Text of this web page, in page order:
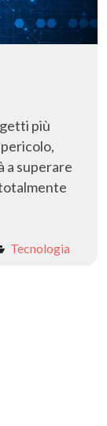
più
a superare
Tecnologia